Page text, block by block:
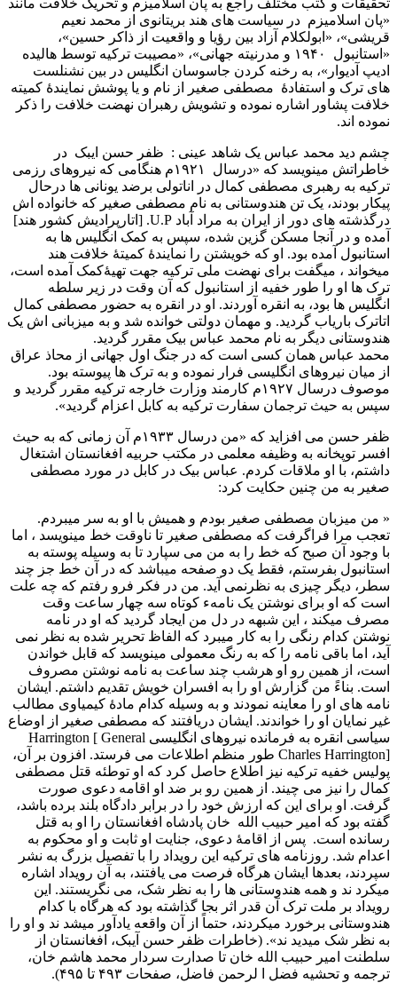
تحقيقات و کتب مختلف راجع به پان اسلاميزم و تحريک خلافت مانند
«پان اسلاميزم در سياست های هند بريتانوی از محمد نعيم
قريشی»، «ابولکلام آزاد بين رؤيا و واقعيت از ذاکر حسين»،
«استانبول ۱۹۴۰ و مدرنیته جهانی»، «مصیبت ترکیه توسط هالیده
ادیپ آدیوار»، به رخنه کردن جاسوسان انگليس در بين نشنلست
های ترک و استفادۀ مصطفی صغير از نام و يا پوشش نمايندۀ کميته
خلافت پشاور اشاره نموده و تشويش رهبران نهضت خلافت را ذکر
نموده اند.
چشم ديد محمد عباس يک شاهد عينی : ظفر حسن ايبک در
خاطراتش مينويسد که «درسال ۱۹۲۱م هنگامی که نیروهای رزمی
ترکیه به رهبری مصطفی کمال در اناتولی برضد یونانی ها درحال
پیکار بودند، یک تن هندوستانی به نام مصطفی صغیر که خانواده اش
درگذشته های دور از ایران به مراد آباد U.P. [اتارپراديش کشور هند]
آمده و در آنجا مسکن گزین شده، سپس به کمک انگلیس ها به
استانبول آمده بود. او که خویشتن را نمایندۀ کمیتۀ خلافت هند
میخواند ، میگفت برای نهضت ملی ترکیه جهت تهیۀکمک آمده است،
ترک ها او را طور خفیه از استانبول که آن وقت در زیر سلطه
انگلیس ها بود، به انقره آوردند. او در انقره به حضور مصطفی کمال
اتاترک باریاب گردید. و مهمان دولتی خوانده شد و به میزبانی اش یک
هندوستانی دیگر به نام محمد عباس بیک مقرر گردید.
محمد عباس همان کسی است که در جنگ اول جهانی از محاذ عراق
از میان نیروهای انگلیسی فرار نموده و به ترک ها پیوسته بود.
موصوف درسال ۱۹۲۷م کارمند وزارت خارجه ترکیه مقرر گردید و
سپس به حیث ترجمان سفارت ترکیه به کابل اعزام گردید».
ظفر حسن می افزايد که «من درسال ۱۹۳۳م آن زمانی که به حیث
افسر توپخانه به وظیفه معلمی در مکتب حربیه افغانستان اشتغال
داشتم، با او ملاقات کردم. عباس بیک در کابل در مورد مصطفی
صغیر به من چنین حکایت کرد:
« من میزبان مصطفی صغیر بودم و همیش با او به سر میبردم.
تعجب مرا فراگرفت که مصطفی صغیر تا ناوقت خط مینویسد ، اما
با وجود آن صبح که خط را به من می سپارد تا به وسیله پوسته به
استانبول بفرستم، فقط یک دو صفحه میباشد که در آن خط جز چند
سطر، دیگر چیزی به نظرنمی آید. من در فکر فرو رفتم که چه علت
است که او برای نوشتن یک نامهء کوتاه سه چهار ساعت وقت
مصرف میکند ، این شبهه در دل من ایجاد گردید که او در نامه
نوشتن کدام رنگی را به کار میبرد که الفاظ تحریر شده به نظر نمی
آید، اما باقی نامه را که به رنگ معمولی مینویسد که قابل خواندن
است، از همین رو او هرشب چند ساعت به نامه نوشتن مصروف
است. بناءً من گزارش او را به افسران خویش تقدیم داشتم. ایشان
نامه های او را معاینه نمودند و به وسیله کدام مادۀ کیمیاوی مطالب
غیر نمایان او را خواندند. ایشان دریافتند که مصطفی صغیر از اوضاع
سیاسی انقره به فرمانده نیروهای انگلیسی Harrington [ General
Charles Harrington] طور منظم اطلاعات می فرستد. افزون بر آن،
پولیس خفیه ترکیه نیز اطلاع حاصل کرد که او توطئه قتل مصطفی
کمال را نیز می چیند. از همین رو بر ضد او اقامه دعوی صورت
گرفت. او برای این که ارزش خود را در برابر دادگاه بلند برده باشد،
گفته بود که امیر حبیب الله خان پادشاه افغانستان را او به قتل
رسانده است. پس از اقامۀ دعوی، جنایت او ثابت و او محکوم به
اعدام شد. روزنامه های ترکیه این رویداد را با تفصیل بزرگ به نشر
سپردند، بعدها ایشان هرگاه فرصت می یافتند، به آن رویداد اشاره
میکرد ند و همه هندوستانی ها را به نظر شک، می نگریستند. این
رویداد بر ملت ترک آن قدر اثر بجا گذاشته بود که هرگاه با کدام
هندوستانی برخورد میکردند، حتماً از آن واقعه یادآور میشد ند و او را
به نظر شک میدید ند». (خاطرات ظفر حسن آيبک، افغانستان از
سلطنت امير حبيب الله خان تا صدارت سردار محمد هاشم خان،
ترجمه و تحشيه فضل ا لرحمن فاضل، صفحات ۴۹۳ تا ۴۹۵).